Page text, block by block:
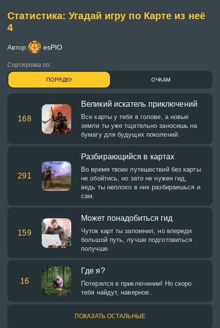
Статистика: Угадай игру по Карте из неё
4
Автор: esPIO
Сортировка по:
ПОРЯДКУ ОЧКАМ
168
Великий искатель приключений
Все карты у тебя в голове, а новые
земли ты уже тщательно заносишь на
бумагу для будущих поколений.
291
Разбирающийся в картах
Во время твоих путешествий без карты
не обойтись, но зато не нужен гид,
ведь ты неплохо в них разбираешься и
сам.
159
Может понадобиться гид
Чуток карт ты запомнил, но впереди
большой путь, лучше подготовиться
получше.
16
Где я?
Потерялся в приключении! Но скоро
тебя найдут, наверное..
ПОКАЗАТЬ ОСТАЛЬНЫЕ